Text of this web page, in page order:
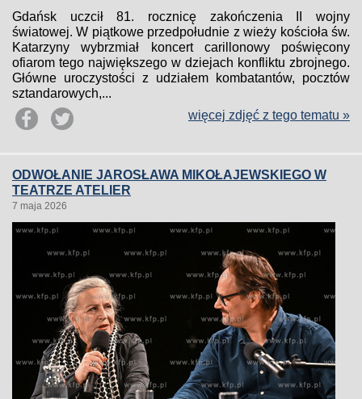
Gdańsk uczcił 81. rocznicę zakończenia II wojny
światowej. W piątkowe przedpołudnie z wieży kościoła św.
Katarzyny wybrzmiał koncert carillonowy poświęcony
ofiarom tego największego w dziejach konfliktu zbrojnego.
Główne uroczystości z udziałem kombatantów, pocztów
sztandarowych,...
więcej zdjęć z tego tematu »
ODWOŁANIE JAROSŁAWA MIKOŁAJEWSKIEGO W
TEATRZE ATELIER
7 maja 2026